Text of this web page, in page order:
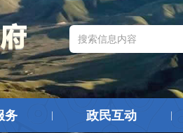
务 政民互动